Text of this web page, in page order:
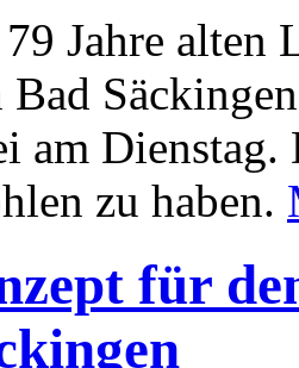
Jahre alten
am
zu haben.
für